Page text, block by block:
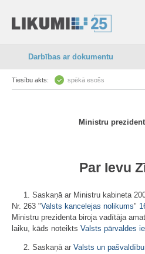
Darbības ar dokumentu
Tiesību akts: spēkā esošs
Ministru
Par Ievu
1. Saskaņā ar Ministru kabineta
Nr. 263 "Valsts kancelejas nolikums"
Ministru prezidenta biroja vadītāja
laiku, kāds noteikts Valsts pārvaldes
2. Saskaņā ar Valsts un